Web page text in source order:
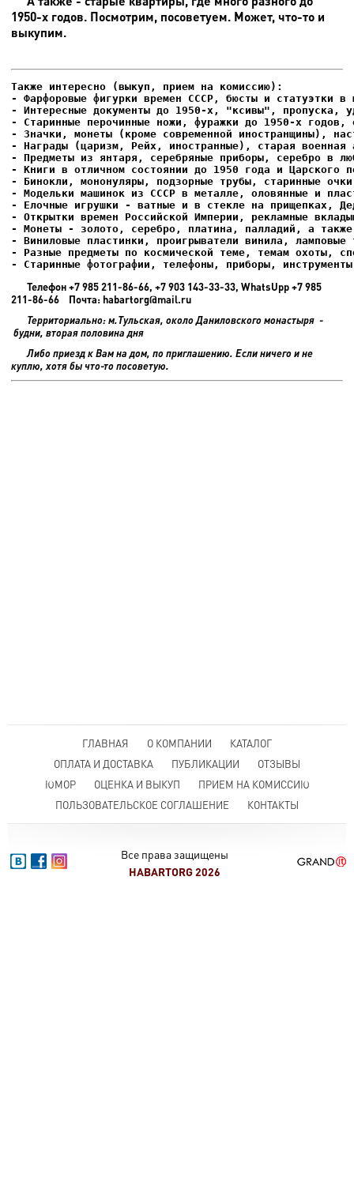
1950-х годов. Посмотрим, посоветуем. Может, что-то и
выкупим.
- Фарфоровые фигурки времен СССР, бюсты и статуэтки в
- Интересные документы до 1950-х, "ксивы", пропуска,
- Елочные игрушки - ватные и в стекле на прищепках,
- Старинные фотографии, телефоны, приборы,
Телефон +7 985 211-86-66, +7 903 143-33-33, WhatsUpp +7 985
211-86-66 Почта: habartorg@mail.ru
Территориально: м.Тульская, около Даниловского монастыря -
будни, вторая половина дня
Либо приезд к Вам на дом, по приглашению. Если ничего и не
куплю, хотя бы что-то посоветую.
ГЛАВНАЯ О КОМПАНИИ
КАТАЛОГ
ОПЛАТА И ДОСТАВКА
ПУБЛИКАЦИИ
ОТЗЫВЫ
ЮМОР
ОЦЕНКА И ВЫКУП
ПРИЕМ НА КОМИССИЮ
ПОЛЬЗОВАТЕЛЬСКОЕ СОГЛАШЕНИЕ
КОНТАКТЫ
Все права защищены
HABARTORG 2026